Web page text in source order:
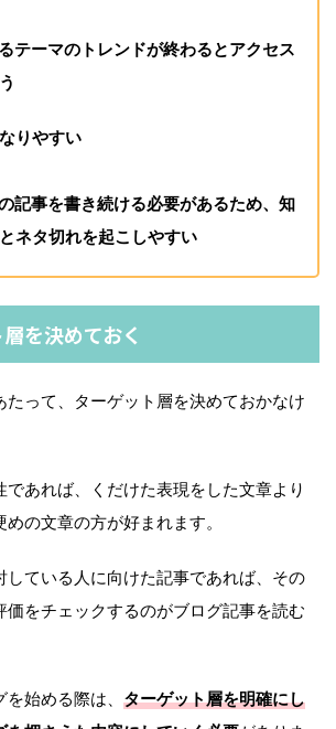
テーマのトレンドが終わるとアクセス
りやすい
記事を書き続ける必要があるため、知
ネタ切れを起こしやすい
を決めておく
たって、ターゲット層を決めておかなけ
あれば、くだけた表現をした文章より
の文章の方が好まれます。
している人に向けた記事であれば、その
価をチェックするのがブログ記事を読む
始める際は、 ターゲット層を明確にし